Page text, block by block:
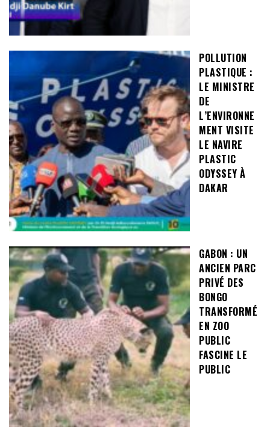
POLLUTION
PLASTIQUE :
LE MINISTRE
DE
L’ENVIRONNE
MENT VISITE
LE NAVIRE
PLASTIC
ODYSSEY À
DAKAR
GABON : UN
ANCIEN PARC
PRIVÉ DES
BONGO
TRANSFORMÉ
EN ZOO
PUBLIC
FASCINE LE
PUBLIC